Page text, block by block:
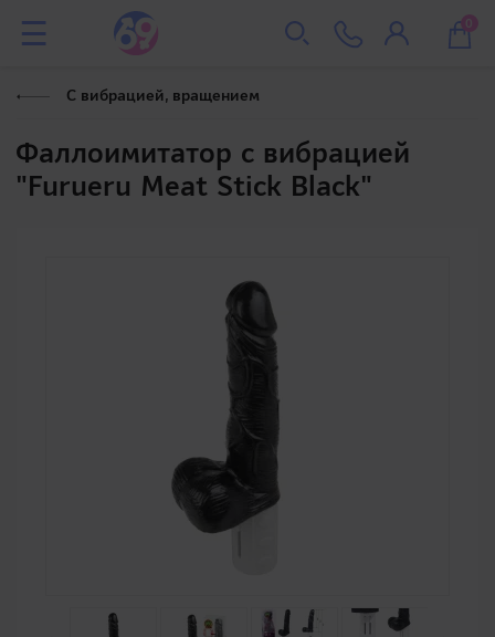
0
С вибрацией, вращением
Фаллоимитатор с вибрацией
"Furueru Meat Stick Black"